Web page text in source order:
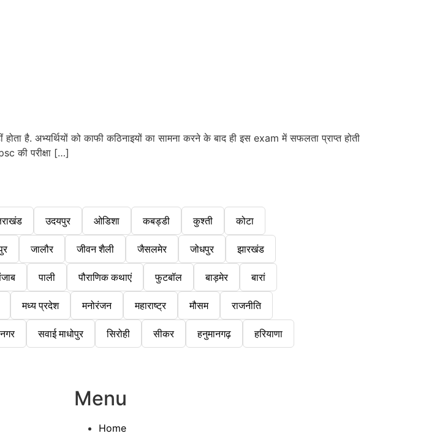
है. अभ्यर्थियों को काफी कठिनाइयों का सामना करने के बाद ही इस exam में सफलता प्राप्त होती
की परीक्षा […]
उदयपुर ओडिशा कबड्डी कुश्ती कोटा
जालौर जीवन शैली जैसलमेर जोधपुर झारखंड
पाली पौराणिक कथाएं फुटबॉल बाड़मेर बारां
मध्य प्रदेश मनोरंजन महाराष्ट्र मौसम राजनीति
सवाई माधोपुर सिरोही सीकर हनुमानगढ़ हरियाणा
Menu
Home